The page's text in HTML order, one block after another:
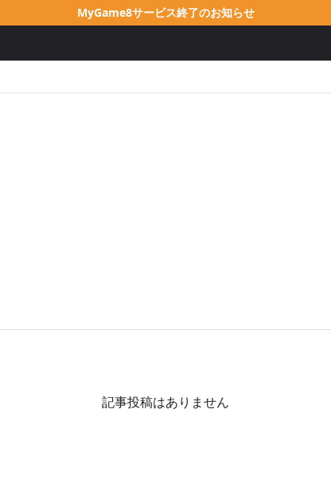
MyGame8サービス終了のお知らせ
記事投稿はありません